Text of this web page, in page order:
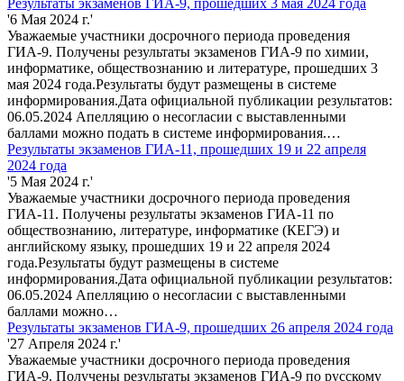
Результаты экзаменов ГИА-9, прошедших 3 мая 2024 года
'6 Мая 2024 г.'
Уважаемые участники досрочного периода проведения
ГИА-9. Получены результаты экзаменов ГИА-9 по химии,
информатике, обществознанию и литературе, прошедших 3
мая 2024 года.Результаты будут размещены в системе
информирования.Дата официальной публикации результатов:
06.05.2024 Апелляцию о несогласии с выставленными
баллами можно подать в системе информирования.…
Результаты экзаменов ГИА-11, прошедших 19 и 22 апреля
2024 года
'5 Мая 2024 г.'
Уважаемые участники досрочного периода проведения
ГИА-11. Получены результаты экзаменов ГИА-11 по
обществознанию, литературе, информатике (КЕГЭ) и
английскому языку, прошедших 19 и 22 апреля 2024
года.Результаты будут размещены в системе
информирования.Дата официальной публикации результатов:
06.05.2024 Апелляцию о несогласии с выставленными
баллами можно…
Результаты экзаменов ГИА-9, прошедших 26 апреля 2024 года
'27 Апреля 2024 г.'
Уважаемые участники досрочного периода проведения
ГИА-9. Получены результаты экзаменов ГИА-9 по русскому